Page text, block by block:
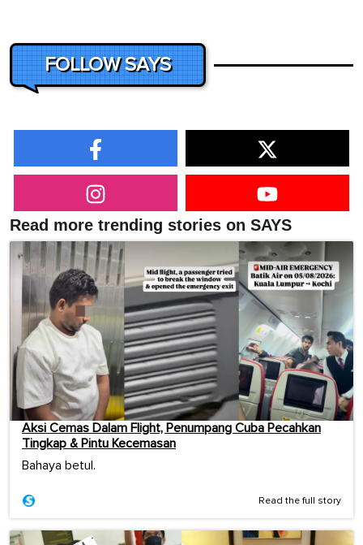
FOLLOW SAYS
Read more trending stories on SAYS
Aksi Cemas Dalam Flight, Penumpang Cuba Pecahkan
Tingkap & Pintu Kecemasan
Bahaya betul.
Read the full story